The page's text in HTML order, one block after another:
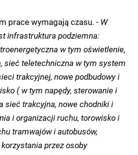
prace wymagają czasu. - W
infrastruktura podziemna:
w tym oświetlenie,
sieć teletechniczna w tym system
trakcyjnej, nowe podbudowy i
( w tym napędy, sterowanie i
sieć trakcyjna, nowe chodniki i
i organizacji ruchu, torowisko i
tramwajów i autobusów,
przez osoby